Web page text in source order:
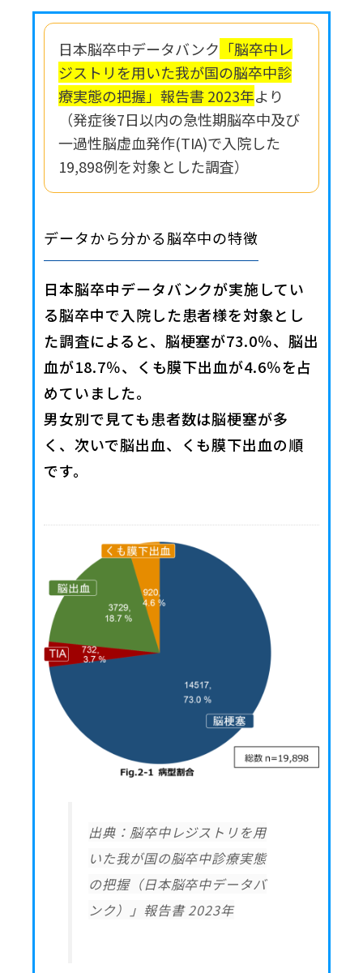
日本脳卒中データバンク 「脳卒中レ
ジストリを用いた我が国の脳卒中診
療実態の把握」報告書 2023年より
（発症後7日以内の急性期脳卒中及び
一過性脳虚血発作(TIA)で入院した
19,898例を対象とした調査）
データから分かる脳卒中の特徴
日本脳卒中データバンクが実施してい
る脳卒中で入院した患者様を対象とし
た調査によると、脳梗塞が73.0％、脳出
血が18.7％、くも膜下出血が4.6％を占
めていました。
男女別で見ても患者数は脳梗塞が多
く、次いで脳出血、くも膜下出血の順
です。
出典：脳卒中レジストリを用
いた我が国の脳卒中診療実態
の把握（日本脳卒中データバ
ンク）」報告書 2023年